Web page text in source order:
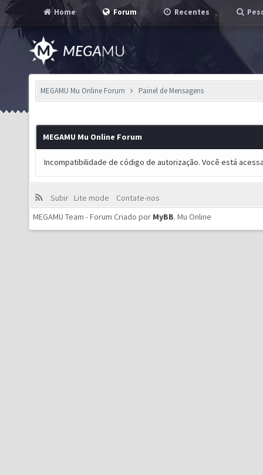
Home Forum Recentes
MEGAMU Mu Online Forum Painel de Mensagens
MEGAMU Mu Online Forum
Incompatibilidade de código de autorização. Você está
Subir Lite mode
Contate-nos
MEGAMU Team - Forum Criado por MyBB. Mu Online